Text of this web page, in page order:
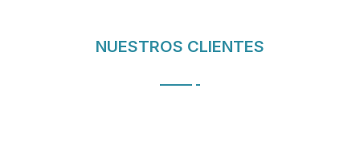
NUESTROS CLIENTES